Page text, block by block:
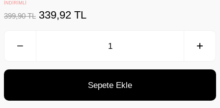
İNDİRİMLİ
399,90 TL 339,92 TL
Sepete Ekle